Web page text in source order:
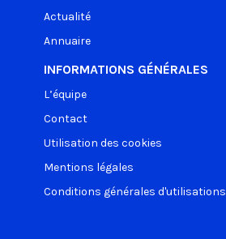
Actualité
Annuaire
INFORMATIONS GÉNÉRALES
L’équipe
Contact
Utilisation des cookies
Mentions légales
Conditions générales d'utilisations